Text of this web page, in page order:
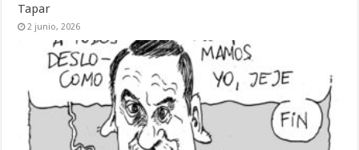
Tapar
2 junio, 2026